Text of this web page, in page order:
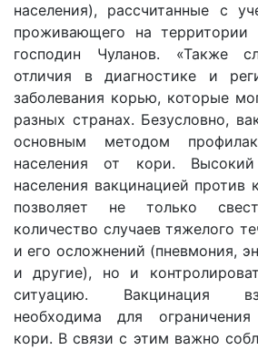
населения), рассчитанные с
проживающего на территории
господин Чуланов. «Также
отличия в диагностике и
заболевания корью, которые
разных странах. Безусловно,
основным методом
населения от кори.
населения вакцинацией
позволяет не только
количество случаев тяжелого
и его осложнений (пневмония,
и другие), но и
ситуацию. Вакцинация
необходима для ограничения
кори. В связи с этим важно